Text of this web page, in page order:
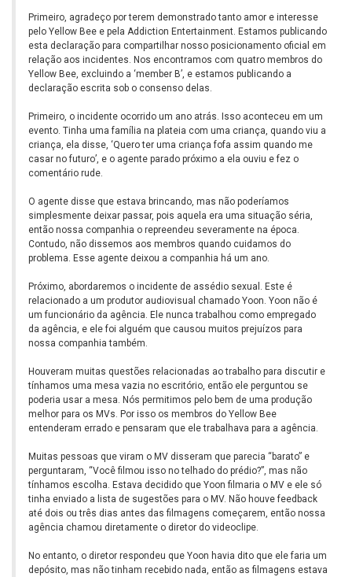
Primeiro, agradeço por terem demonstrado tanto amor e interesse
pelo Yellow Bee e pela Addiction Entertainment. Estamos publicando
esta declaração para compartilhar nosso posicionamento oficial em
relação aos incidentes. Nos encontramos com quatro membros do
Yellow Bee, excluindo a ‘member B’, e estamos publicando a
declaração escrita sob o consenso delas.
Primeiro, o incidente ocorrido um ano atrás. Isso aconteceu em um
evento. Tinha uma família na plateia com uma criança, quando viu a
criança, ela disse, ‘Quero ter uma criança fofa assim quando me
casar no futuro’, e o agente parado próximo a ela ouviu e fez o
comentário rude.
O agente disse que estava brincando, mas não poderíamos
simplesmente deixar passar, pois aquela era uma situação séria,
então nossa companhia o repreendeu severamente na época.
Contudo, não dissemos aos membros quando cuidamos do
problema. Esse agente deixou a companhia há um ano.
Próximo, abordaremos o incidente de assédio sexual. Este é
relacionado a um produtor audiovisual chamado Yoon. Yoon não é
um funcionário da agência. Ele nunca trabalhou como empregado
da agência, e ele foi alguém que causou muitos prejuízos para
nossa companhia também.
Houveram muitas questões relacionadas ao trabalho para discutir e
tínhamos uma mesa vazia no escritório, então ele perguntou se
poderia usar a mesa. Nós permitimos pelo bem de uma produção
melhor para os MVs. Por isso os membros do Yellow Bee
entenderam errado e pensaram que ele trabalhava para a agência.
Muitas pessoas que viram o MV disseram que parecia “barato” e
perguntaram, “Você filmou isso no telhado do prédio?”, mas não
tínhamos escolha. Estava decidido que Yoon filmaria o MV e ele só
tinha enviado a lista de sugestões para o MV. Não houve feedback
até dois ou três dias antes das filmagens começarem, então nossa
agência chamou diretamente o diretor do videoclipe.
No entanto, o diretor respondeu que Yoon havia dito que ele faria um
depósito, mas não tinham recebido nada, então as filmagens estava